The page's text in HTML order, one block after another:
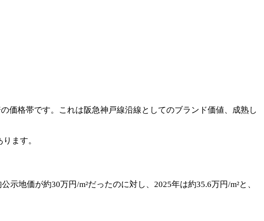
価格帯です。これは阪急神戸線沿線としてのブランド価値、成熟し
ます。
地価が約30万円/m²だったのに対し、2025年は約35.6万円/m²と、